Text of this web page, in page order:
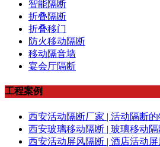
智能隔断
折叠隔断
折叠移门
防火移动隔断
移动隔音墙
宴会厅隔断
工程案例
西安活动隔断厂家 | 活动隔断
西安玻璃移动隔断 | 玻璃移动
西安活动屏风隔断 | 酒店活动